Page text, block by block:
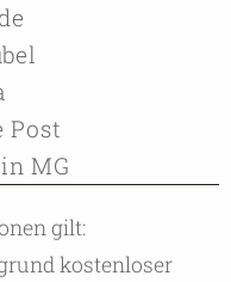
Post
MG
gilt:
kostenloser